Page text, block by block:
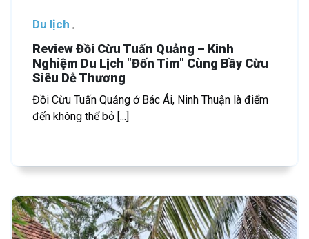
Du lịch
Review Đồi Cừu Tuấn Quảng – Kinh
Nghiệm Du Lịch "Đốn Tim" Cùng Bầy Cừu
Siêu Dễ Thương
Đồi Cừu Tuấn Quảng ở Bác Ái, Ninh Thuận là điểm
đến không thể bỏ [...]